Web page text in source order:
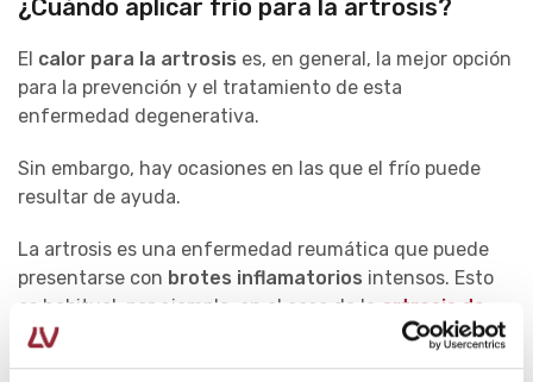
¿Cuándo aplicar frío para la artrosis?
El calor para la artrosis es, en general, la mejor opción
para la prevención y el tratamiento de esta
enfermedad degenerativa.
Sin embargo, hay ocasiones en las que el frío puede
resultar de ayuda.
La artrosis es una enfermedad reumática que puede
presentarse con brotes inflamatorios intensos. Esto
es habitual, por ejemplo, en el caso de la artrosis de
manos
causado por esta
enfermedad.